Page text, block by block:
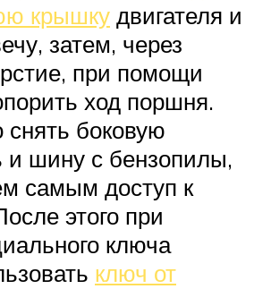
крышку двигателя и
затем, через
при помощи
ход поршня.
боковую
и шину с бензопилы,
самым доступ к
этого при
ключа
ключ от